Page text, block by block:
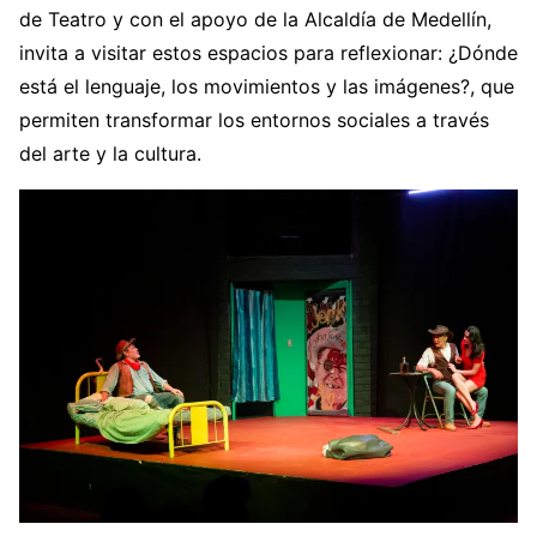
de Teatro y con el apoyo de la Alcaldía de Medellín,
invita a visitar estos espacios para reflexionar: ¿Dónde
está el lenguaje, los movimientos y las imágenes?, que
permiten transformar los entornos sociales a través
del arte y la cultura.